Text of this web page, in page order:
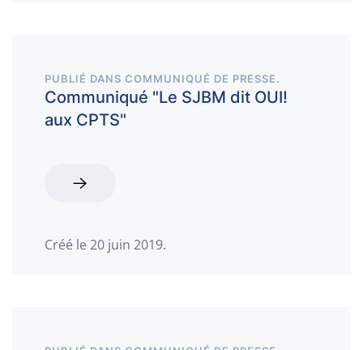
PUBLIÉ DANS COMMUNIQUÉ DE PRESSE.
Communiqué "Le SJBM dit OUI!
aux CPTS"
Créé le 20 juin 2019.